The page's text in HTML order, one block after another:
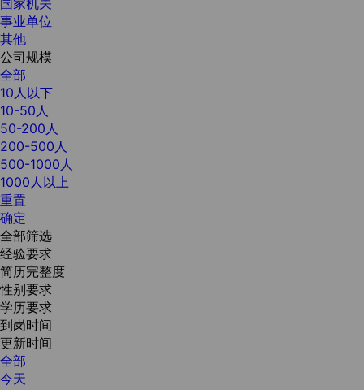
事业单位
其他
公司规模
全部
10人以下
10-50人
50-200人
200-500人
500-1000人
1000人以上
重置
确定
全部筛选
经验要求
简历完整度
性别要求
学历要求
到岗时间
更新时间
全部
今天